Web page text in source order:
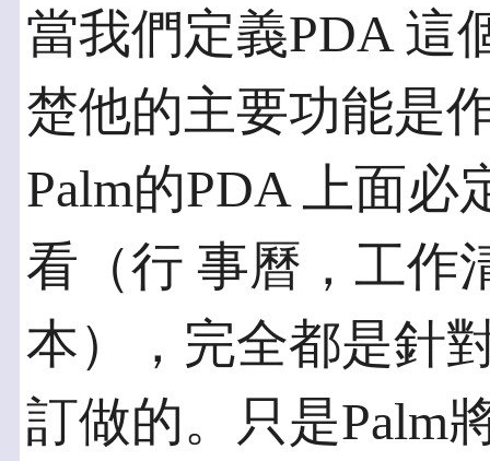
當我們定義PDA 這
楚他的主要功能是
Palm的PDA 上面
看（行 事曆，工作
本），完全都是針
訂做的。只是Palm